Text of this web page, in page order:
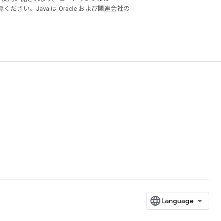
ください。Java は Oracle および関連会社の